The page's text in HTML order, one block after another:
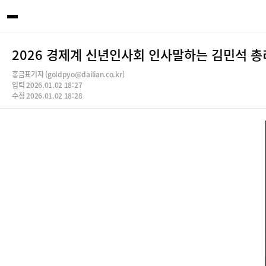
2026 경제계 신년인사회 인사말하는 김민석 총
홍금표기자 (goldpyo@dailian.co.kr)
입력 2026.01.02 18:27
수정 2026.01.02 18:28